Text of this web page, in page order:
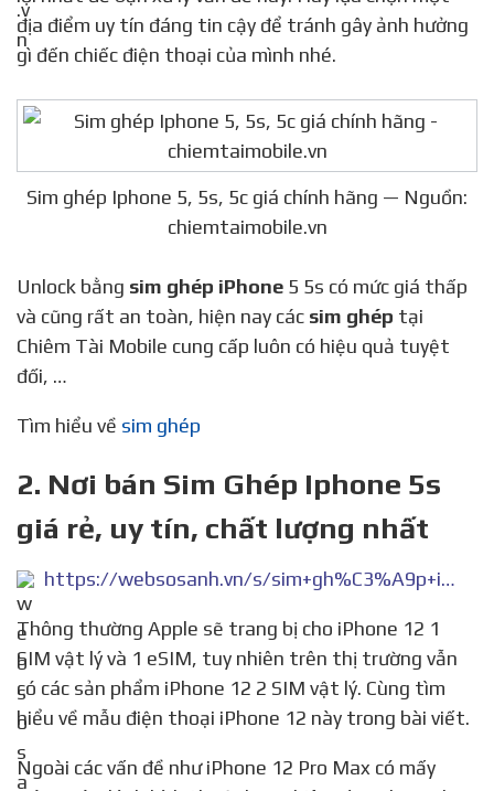
địa điểm uy tín đáng tin cậy để tránh gây ảnh hưởng
gì đến chiếc điện thoại của mình nhé.
Sim ghép Iphone 5, 5s, 5c giá chính hãng — Nguồn:
chiemtaimobile.vn
Unlock bằng sim ghép iPhone 5 5s có mức giá thấp
và cũng rất an toàn, hiện nay các sim ghép tại
Chiêm Tài Mobile cung cấp luôn có hiệu quả tuyệt
đối, …
Tìm hiểu về sim ghép
2. Nơi bán Sim Ghép Iphone 5s
giá rẻ, uy tín, chất lượng nhất
https://websosanh.vn/s/sim+gh%C3%A9p+iphone+5s.htm
Thông thường Apple sẽ trang bị cho iPhone 12 1
SIM vật lý và 1 eSIM, tuy nhiên trên thị trường vẫn
có các sản phẩm iPhone 12 2 SIM vật lý. Cùng tìm
hiểu về mẫu điện thoại iPhone 12 này trong bài viết.
Ngoài các vấn đề như iPhone 12 Pro Max có mấy